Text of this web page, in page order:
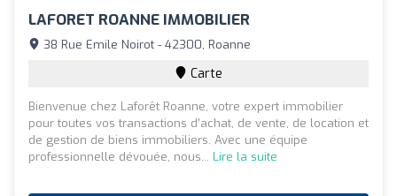
LAFORET ROANNE IMMOBILIER
38 Rue Emile Noirot - 42300, Roanne
Carte
Bienvenue chez Laforêt Roanne, votre expert immobilier
pour toutes vos transactions d'achat, de vente, de location et
de gestion de biens immobiliers. Avec une équipe
professionnelle dévouée, nous... Lire la suite